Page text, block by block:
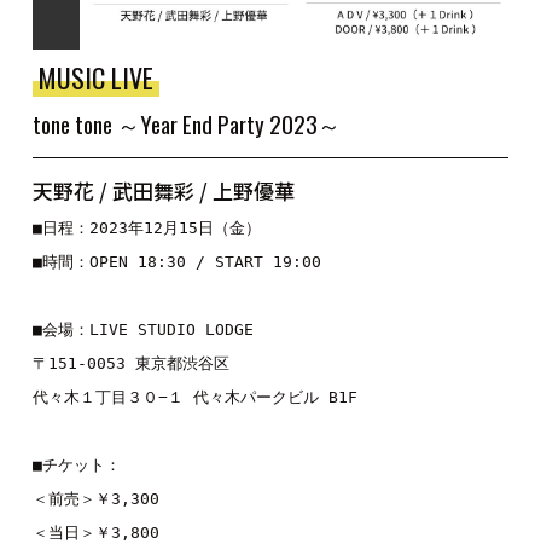
MUSIC LIVE
tone tone ～Year End Party 2023～
天野花 / 武田舞彩 / 上野優華
■日程：2023年12月15日（金）
■時間：OPEN 18:30 / START 19:00
■会場：LIVE STUDIO LODGE
〒151-0053 東京都渋谷区
代々木１丁目３０−１ 代々木パークビル B1F
■チケット：
＜前売＞￥3,300
＜当日＞￥3,800